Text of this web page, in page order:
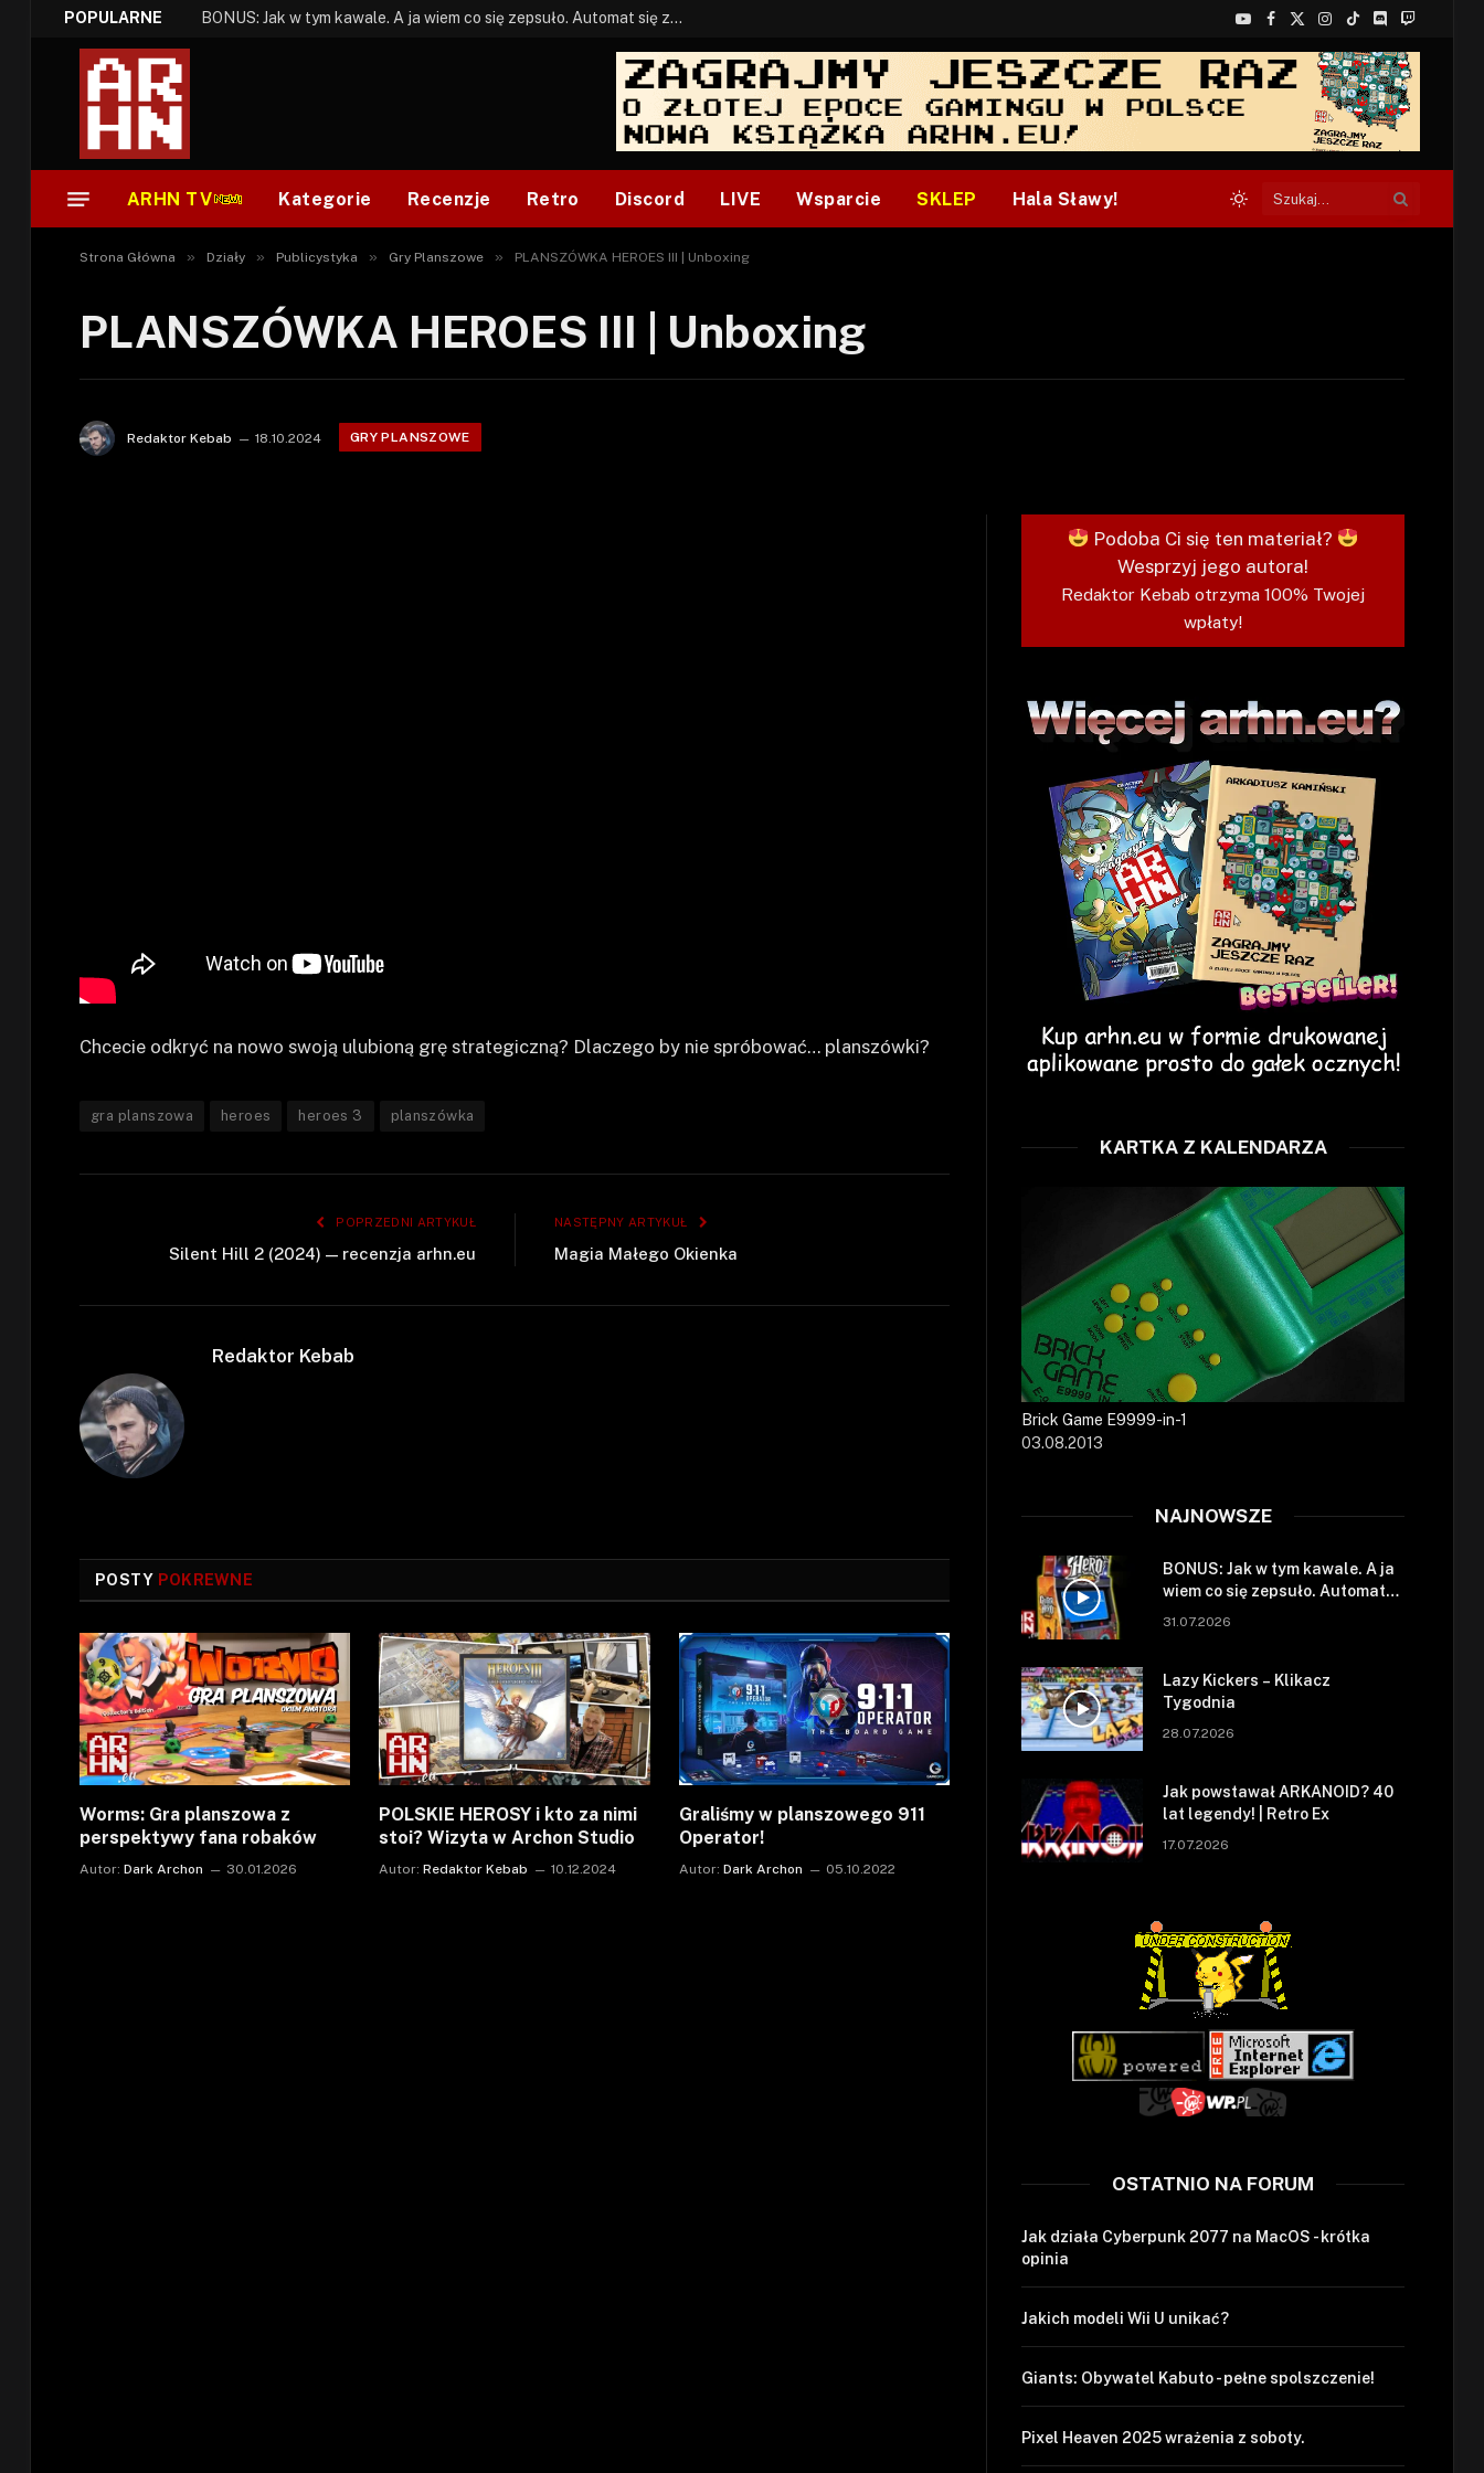
POPULARNE BONUS: Jak w tym kawale. A ja wiem co się zepsuło. Automat się zepsuł.
YouTube
Facebook
X
(Twitter)
Instagram
TikTokDiscordTwitch
ARHN TV Kategorie Recenzje Retro Discord LIVE Wsparcie SKLEP Hala Sławy!
Strona Główna » Działy » Publicystyka » Gry Planszowe » PLANSZÓWKA HEROES III | Unboxing
PLANSZÓWKA HEROES III | Unboxing
Redaktor Kebab 18.10.2024 GRY PLANSZOWE
Chcecie odkryć na nowo swoją ulubioną grę strategiczną? Dlaczego by nie spróbować… planszówki?
gra planszowa heroes heroes 3 planszówka
POPRZEDNI ARTYKUŁ
Silent Hill 2 (2024) — recenzja arhn.eu
NASTĘPNY ARTYKUŁ
Magia Małego Okienka
Redaktor Kebab
POSTY POKREWNE
Worms: Gra planszowa z
perspektywy fana robaków
Autor: Dark Archon 30.01.2026
POLSKIE HEROSY i kto za nimi
stoi? Wizyta w Archon Studio
Autor: Redaktor Kebab 10.12.2024
Graliśmy w planszowego 911
Operator!
Autor: Dark Archon 05.10.2022
Podoba Ci się ten materiał?
Wesprzyj jego autora!
Redaktor Kebab otrzyma 100% Twojej
wpłaty!
KARTKA Z KALENDARZA
Brick Game E9999-in-1
03.08.2013
NAJNOWSZE
BONUS: Jak w tym kawale. A ja
wiem co się zepsuło. Automat
31.07.2026
Lazy Kickers – Klikacz
Tygodnia
28.07.2026
Jak powstawał ARKANOID? 40
lat legendy! | Retro Ex
17.07.2026
OSTATNIO NA FORUM
Jak działa Cyberpunk 2077 na MacOS - krótka
opinia
Jakich modeli Wii U unikać?
Giants: Obywatel Kabuto - pełne spolszczenie!
Pixel Heaven 2025 wrażenia z soboty.